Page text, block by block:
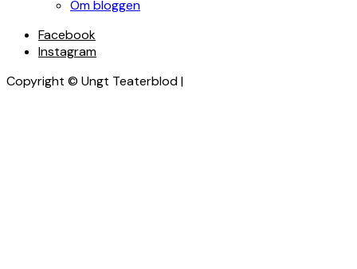
Om bloggen
Facebook
Instagram
Copyright © Ungt Teaterblod |